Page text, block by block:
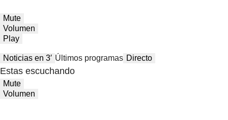
Mute
Volumen
Play
Noticias en 3′ Últimos programas Directo
Estas escuchando
Mute
Volumen